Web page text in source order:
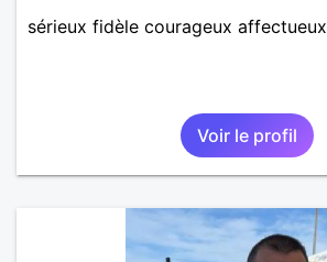
sérieux fidèle courageux affectueux
Voir le profil